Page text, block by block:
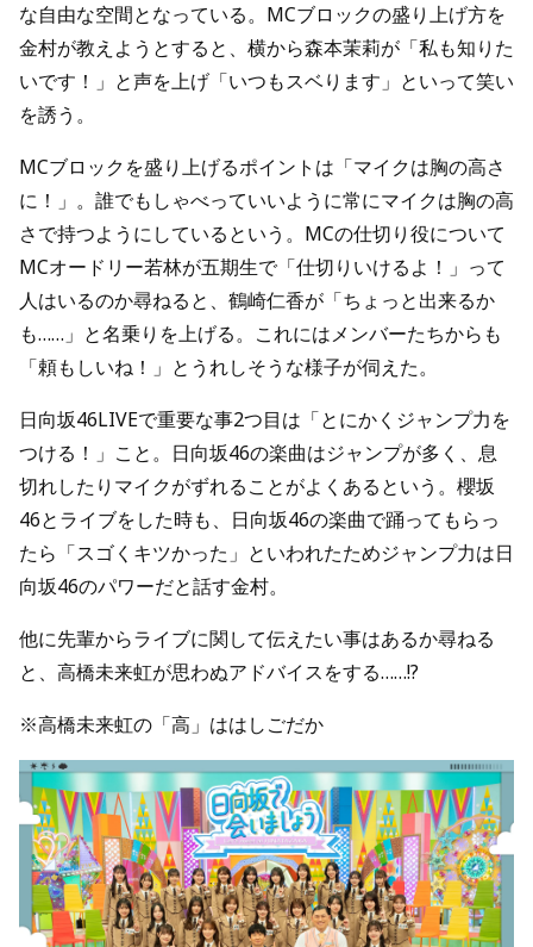
な自由な空間となっている。MCブロックの盛り上げ方を
金村が教えようとすると、横から森本茉莉が「私も知りた
いです！」と声を上げ「いつもスベります」といって笑い
を誘う。
MCブロックを盛り上げるポイントは「マイクは胸の高さ
に！」。誰でもしゃべっていいように常にマイクは胸の高
さで持つようにしているという。MCの仕切り役について
MCオードリー若林が五期生で「仕切りいけるよ！」って
人はいるのか尋ねると、鶴崎仁香が「ちょっと出来るか
も……」と名乗りを上げる。これにはメンバーたちからも
「頼もしいね！」とうれしそうな様子が伺えた。
日向坂46LIVEで重要な事2つ目は「とにかくジャンプ力を
つける！」こと。日向坂46の楽曲はジャンプが多く、息
切れしたりマイクがずれることがよくあるという。櫻坂
46とライブをした時も、日向坂46の楽曲で踊ってもらっ
たら「スゴくキツかった」といわれたためジャンプ力は日
向坂46のパワーだと話す金村。
他に先輩からライブに関して伝えたい事はあるか尋ねる
と、高橋未来虹が思わぬアドバイスをする……!?
※高橋未来虹の「高」ははしごだか